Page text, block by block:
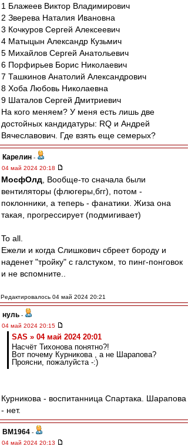
1 Блажеев Виктор Владимирович
2 Зверева Наталия Ивановна
3 Кочкуров Сергей Алексеевич
4 Матыцын Александр Кузьмич
5 Михайлов Сергей Анатольевич
6 Порфирьев Борис Николаевич
7 Ташкинов Анатолий Александрович
8 Хоба Любовь Николаевна
9 Шаталов Сергей Дмитриевич
На кого меняем? У меня есть лишь две
достойных кандидатуры: RQ и Андрей
Вячеславович. Где взять еще семерых?
Карелин -
04 май 2024 20:18
МосфОлд , Вообще-то сначала были
вентиляторы (флюгеры,бгг), потом -
поклонники, а теперь - фанатики. Жиза она
такая, прогрессирует (подмигивает)
To all.
Ежели и когда Слишкович сбреет бороду и
наденет "тройку" с галстуком, то пинг-понговок
и не вспомните..
Редактировалось 04 май 2024 20:21
нуль -
04 май 2024 20:15
SAS » 04 май 2024 20:01
Насчёт Тихонова понятно?!
Вот почему Курникова , а не Шарапова?
Проясни, пожалуйста -:)
Курникова - воспитанница Спартака. Шарапова
- нет.
BM1964 -
04 май 2024 20:13